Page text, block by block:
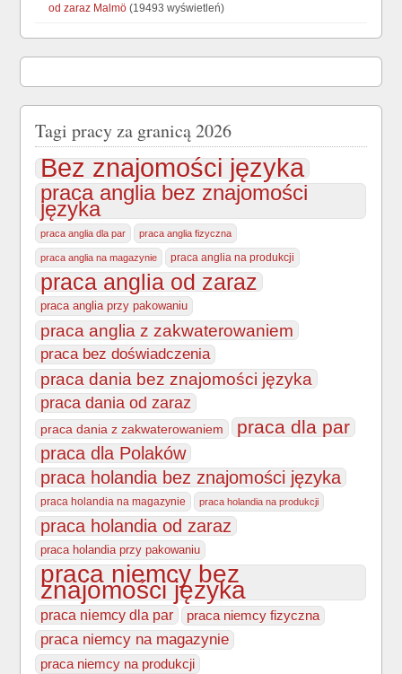
od zaraz Malmö (19493 wyświetleń)
Tagi pracy za granicą 2026
Bez znajomości języka
praca anglia bez znajomości
języka
praca anglia dla par praca anglia fizyczna
praca anglia na magazynie praca anglia na produkcji
praca anglia od zaraz
praca anglia przy pakowaniu
praca anglia z zakwaterowaniem
praca bez doświadczenia
praca dania bez znajomości języka
praca dania od zaraz
praca dania z zakwaterowaniem praca dla par
praca dla Polaków
praca holandia bez znajomości języka
praca holandia na magazynie praca holandia na produkcji
praca holandia od zaraz
praca holandia przy pakowaniu
praca niemcy bez
znajomości języka
praca niemcy dla par praca niemcy fizyczna
praca niemcy na magazynie
praca niemcy na produkcji